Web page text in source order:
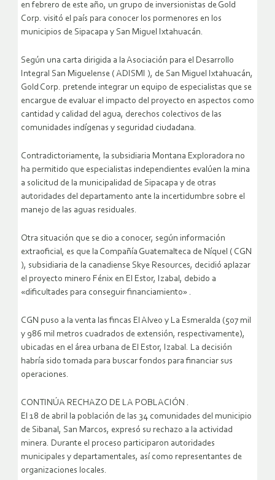
en febrero de este año, un grupo de inversionistas de Gold
Corp. visitó el país para conocer los pormenores en los
municipios de Sipacapa y San Miguel Ixtahuacán.
Según una carta dirigida a la Asociación para el Desarrollo
Integral San Miguelense ( ADISMI ), de San Miguel Ixtahuacán,
Gold Corp. pretende integrar un equipo de especialistas que se
encargue de evaluar el impacto del proyecto en aspectos como
cantidad y calidad del agua, derechos colectivos de las
comunidades indígenas y seguridad ciudadana.
Contradictoriamente, la subsidiaria Montana Exploradora no
ha permitido que especialistas independientes evalúen la mina
a solicitud de la municipalidad de Sipacapa y de otras
autoridades del departamento ante la incertidumbre sobre el
manejo de las aguas residuales.
Otra situación que se dio a conocer, según información
extraoficial, es que la Compañía Guatemalteca de Níquel ( CGN
), subsidiaria de la canadiense Skye Resources, decidió aplazar
el proyecto minero Fénix en El Estor, Izabal, debido a
«dificultades para conseguir financiamiento» .
CGN puso a la venta las fincas El Alveo y La Esmeralda (507 mil
y 986 mil metros cuadrados de extensión, respectivamente),
ubicadas en el área urbana de El Estor, Izabal. La decisión
habría sido tomada para buscar fondos para financiar sus
operaciones.
CONTINÚA RECHAZO DE LA POBLACIÓN .
El 18 de abril la población de las 34 comunidades del municipio
de Sibanal, San Marcos, expresó su rechazo a la actividad
minera. Durante el proceso participaron autoridades
municipales y departamentales, así como representantes de
organizaciones locales.